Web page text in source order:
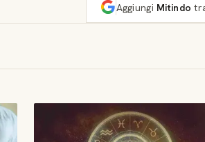
Aggiungi Mitindo